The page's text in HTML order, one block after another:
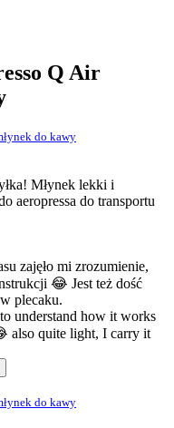
Q Air
do kawy
Młynek lekki i
aeropressa do transportu
zajęło mi zrozumienie,
😂 Jest też dość
plecaku.
understand how it works
also quite light, I carry it
do kawy